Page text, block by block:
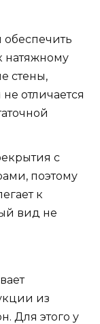
натяжному
стены,
отличается
с
поэтому
к
вид не
из
Для этого у